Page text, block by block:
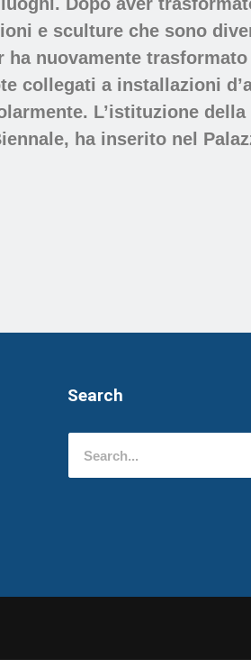
e sculture che sono
nuovamente
collegati a installazioni
L’istituzione della
ha inserito nel
Search